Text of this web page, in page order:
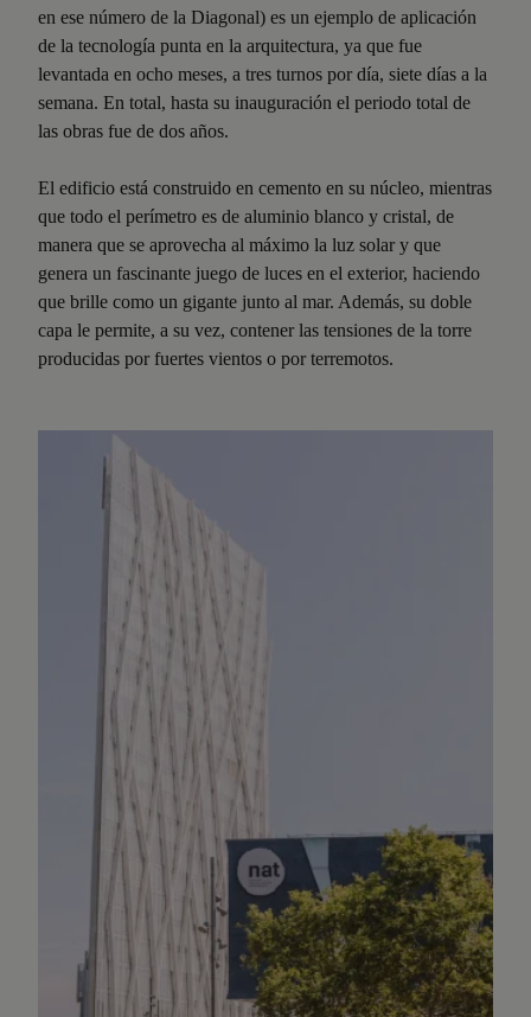
en ese número de la Diagonal) es un ejemplo de aplicación
de la tecnología punta en la arquitectura, ya que fue
levantada en ocho meses, a tres turnos por día, siete días a la
semana. En total, hasta su inauguración el periodo total de
las obras fue de dos años.
El edificio está construido en cemento en su núcleo, mientras
que todo el perímetro es de aluminio blanco y cristal, de
manera que se aprovecha al máximo la luz solar y que
genera un fascinante juego de luces en el exterior, haciendo
que brille como un gigante junto al mar. Además, su doble
capa le permite, a su vez, contener las tensiones de la torre
producidas por fuertes vientos o por terremotos.